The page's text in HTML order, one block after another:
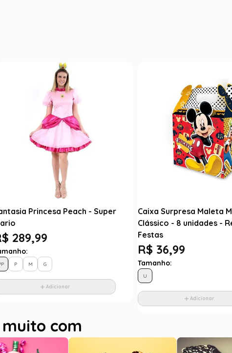
Princesa Peach - Super
289,99
P M G
Adicionar
Caixa Surpresa Maleta
Clássico - 8 unidades -
Festas
R$ 36,99
Tamanho:
U
Adicionar
com